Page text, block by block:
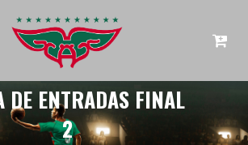
DE ENTRADAS FINAL
2